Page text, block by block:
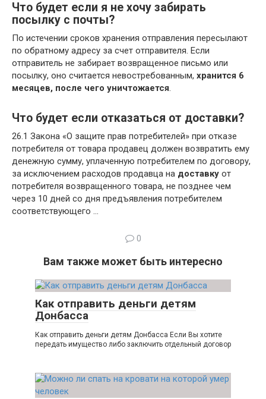
Что будет если я не хочу забирать
посылку с почты?
По истечении сроков хранения отправления пересылают
по обратному адресу за счет отправителя. Если
отправитель не забирает возвращенное письмо или
посылку, оно считается невостребованным, хранится 6
месяцев, после чего уничтожается.
Что будет если отказаться от доставки?
26.1 Закона «О защите прав потребителей» при отказе
потребителя от товара продавец должен возвратить ему
денежную сумму, уплаченную потребителем по договору,
за исключением расходов продавца на доставку от
потребителя возвращенного товара, не позднее чем
через 10 дней со дня предъявления потребителем
соответствующего …
0
Вам также может быть интересно
Как отправить деньги детям
Донбасса
Как отправить деньги детям Донбасса Если Вы хотите
передать имущество либо заключить отдельный договор